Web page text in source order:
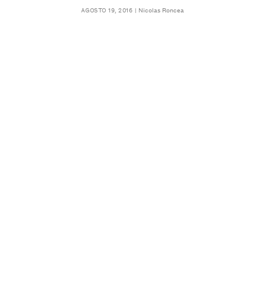
AGOSTO 19, 2016 Nicolas Roncea